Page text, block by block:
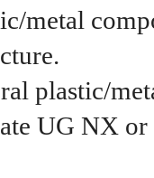
metal
plastic/
UG NX or